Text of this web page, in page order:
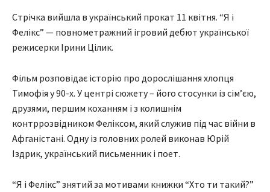
Стрічка вийшла в український прокат 11 квітня. “Я і
Фелікс” — повнометражний ігровий дебют української
режисерки Ірини Цілик.
Фільм розповідає історію про дорослішання хлопця
Тимофія у 90-х. У центрі сюжету – його стосунки із сім’єю,
друзями, першим коханням і з колишнім
контррозвідником Феліксом, який служив під час війни в
Афганістані. Одну із головних ролей виконав Юрій
Іздрик, український письменник і поет.
“Я і Фелікс” знятий за мотивами книжки “Хто ти такий?”